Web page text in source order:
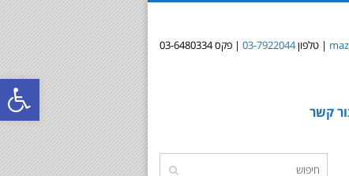
| טלפון03-7922044 | פקס 03-6480334
קשר